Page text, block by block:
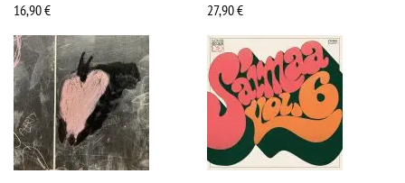
16,90€ 27,90€